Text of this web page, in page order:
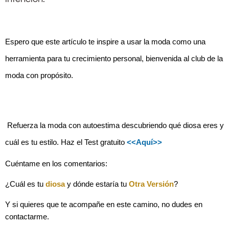
Espero que este artículo te inspire a usar la moda como una
herramienta para tu crecimiento personal, bienvenida al club de la
moda con propósito.
cuál es tu estilo. Haz el Test gratuito <<Aquí>>
Cuéntame en los comentarios:
¿Cuál es tu diosa y dónde estaría tu Otra Versión?
Y si quieres que te acompañe en este camino, no dudes en
contactarme.